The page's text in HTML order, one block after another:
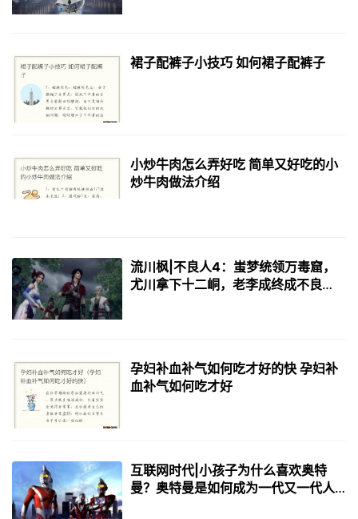
裙子配裤子小技巧 如何裙子配裤子
小炒牛肉怎么弄好吃 简单又好吃的小
炒牛肉做法介绍
流川枫|不良人4：蚩梦统领万毒窟，
尤川拿下十二峒，老李成终成不良
孕妇补血补气如何吃才好的快 孕妇补
血补气如何吃才好
互联网时代|小孩子为什么喜欢奥特
曼？奥特曼是如何成为一代又一代人